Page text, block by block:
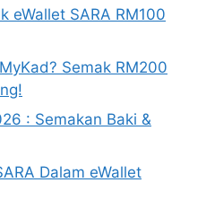
eWallet SARA RM100
Semak RM200
: Semakan Baki &
Dalam eWallet